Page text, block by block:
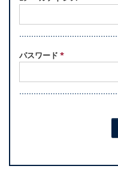
パスワード *